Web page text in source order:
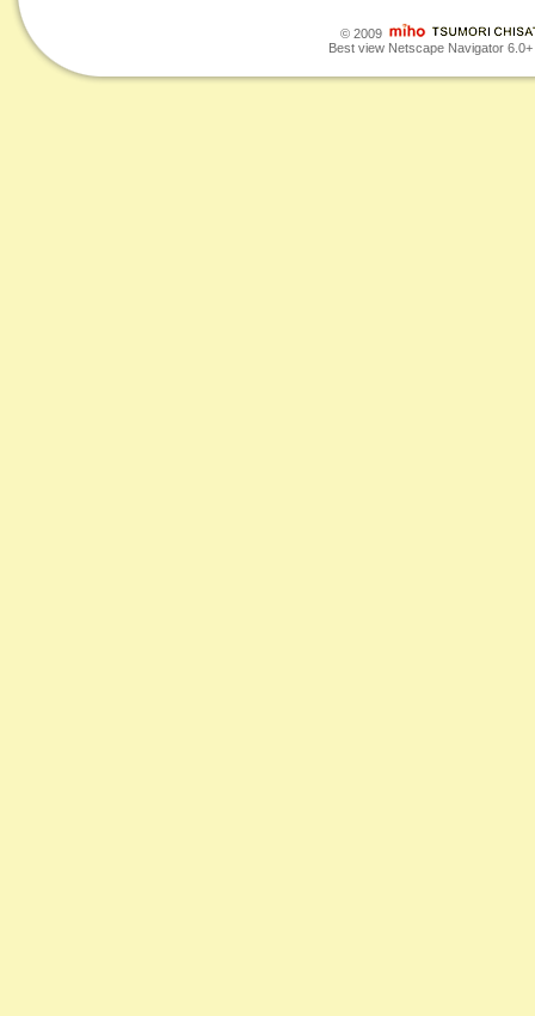
© 2009
Best view Netscape Navigator